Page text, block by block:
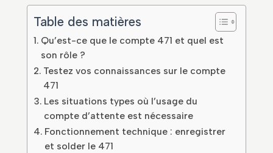
Table des matières
Qu’est-ce que le compte 471 et quel est
son rôle ?
Testez vos connaissances sur le compte
471
Les situations types où l’usage du
compte d’attente est nécessaire
Fonctionnement technique : enregistrer
et solder le 471